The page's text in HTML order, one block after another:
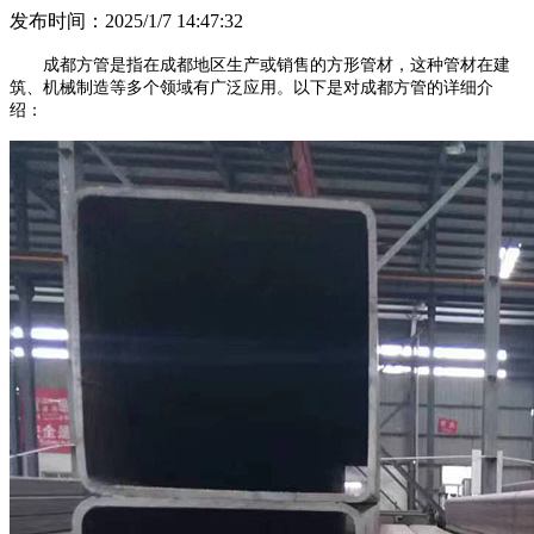
发布时间：2025/1/7 14:47:32
成都方管是指在成都地区生产或销售的方形管材，这种管材在建
筑、机械制造等多个领域有广泛应用。以下是对成都方管的详细介
绍：